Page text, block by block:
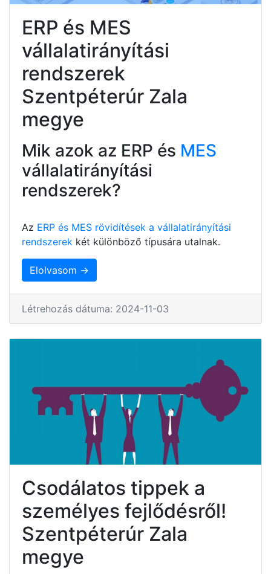
ERP és MES
vállalatirányítási
rendszerek
Szentpéterúr Zala
megye
Mik azok az ERP és MES
vállalatirányítási
rendszerek?
Az ERP és MES rövidítések a vállalatirányítási
rendszerek két különböző típusára utalnak.
Elolvasom →
Létrehozás dátuma: 2024-11-03
Csodálatos tippek a
személyes fejlődésről!
Szentpéterúr Zala
megye